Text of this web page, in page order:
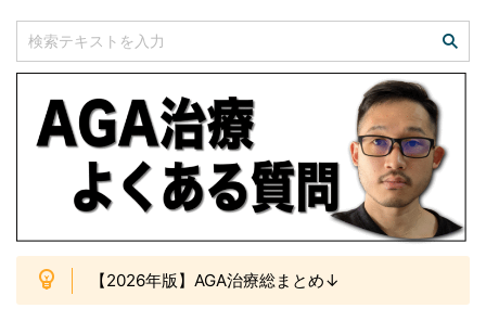
【2026年版】AGA治療総まとめ↓